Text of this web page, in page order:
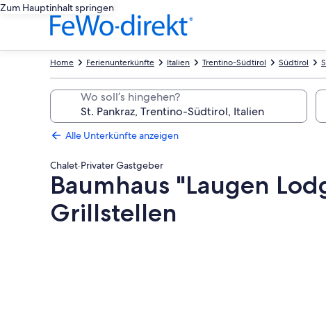
Zum Hauptinhalt springen
Südtirol
Trentino-Südtirol
Italien
Ferienunterkünfte
Home
Wo soll’s hingehen?
Alle Unterkünfte anzeigen
Chalet·Privater Gastgeber
Baumhaus "Laugen
Grillstellen